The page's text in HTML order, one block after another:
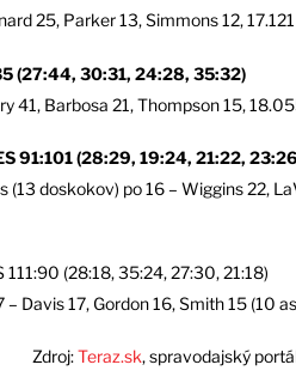
25, Parker 13, Simmons 12,
(27:44, 30:31, 24:28, 35:32)
41, Barbosa 21, Thompson 15,
91:101 (28:29, 19:24, 21:22,
(13 doskokov) po 16 – Wiggins 22,
(28:18, 35:24, 27:30, 21:18)
Davis 17, Gordon 16, Smith 15 (10
Zdroj:Teraz.sk, spravodajský